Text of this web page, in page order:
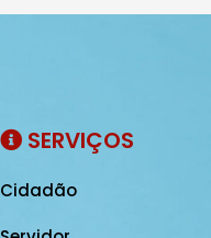
SERVIÇOS
Cidadão